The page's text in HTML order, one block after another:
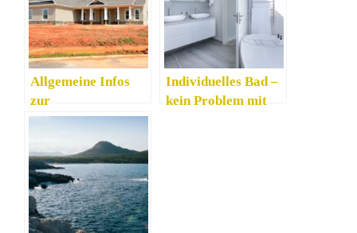
Allgemeine Infos
zur
Dachbeschichtung
Individuelles Bad –
kein Problem mit